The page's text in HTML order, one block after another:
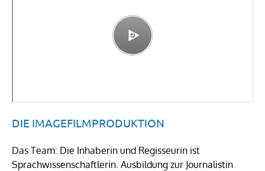
DIE IMAGEFILMPRODUKTION
Das Team: Die Inhaberin und Regisseurin ist
Sprachwissenschaftlerin. Ausbildung zur Journalistin